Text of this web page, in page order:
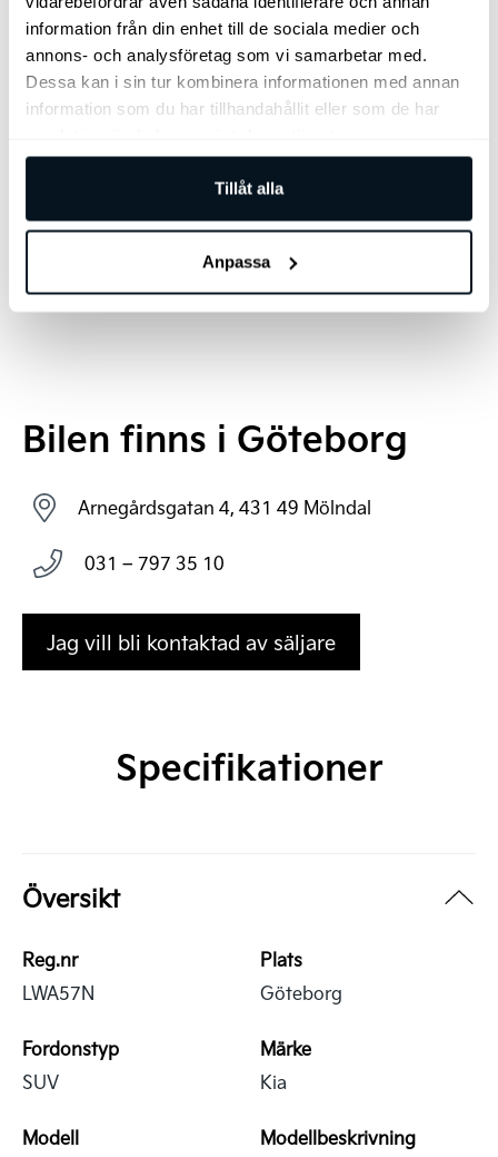
information från din enhet till de sociala medier och
annons- och analysföretag som vi samarbetar med.
Dessa kan i sin tur kombinera informationen med annan
information som du har tillhandahållit eller som de har
Tillåt alla
Anpassa
lårstödsförlängning
elsvankstöd
Passagerarstol med elsvankstöd
Elmanövrerad ratt inkl minne
Ventilerade framstolar m.m.
Bilen finns i Göteborg
Arnegårdsgatan 4, 431 49 Mölndal
031 – 797 35 10
Jag vill bli kontaktad av säljare
Specifikationer
Översikt
Reg.nr
LWA57N
Plats
Göteborg
Fordonstyp
SUV
Märke
Kia
Modell
Modellbeskrivning